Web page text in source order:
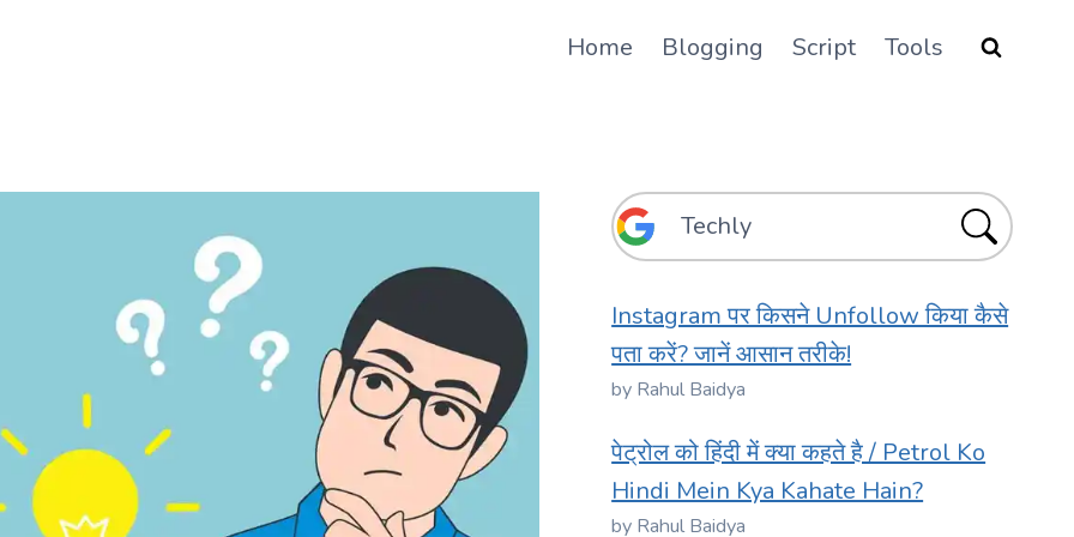
Home Blogging Script Tools
Instagram पर किसने Unfollow किया कैसे
पता करें? जानें आसान तरीके!
by Rahul Baidya
पेट्रोल को हिंदी में क्या कहते है / Petrol Ko
Hindi Mein Kya Kahate Hain?
by Rahul Baidya